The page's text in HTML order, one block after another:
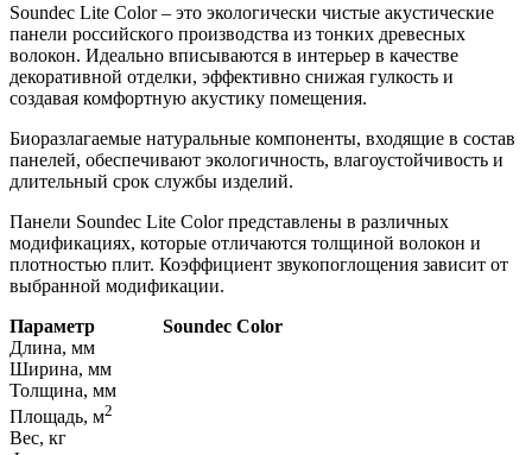
Soundec Lite Color – это экологически чистые акустические
панели российского производства из тонких древесных
волокон. Идеально вписываются в интерьер в качестве
декоративной отделки, эффективно снижая гулкость и
создавая комфортную акустику помещения.
Биоразлагаемые натуральные компоненты, входящие в состав
панелей, обеспечивают экологичность, влагоустойчивость и
длительный срок службы изделий.
Панели Soundec Lite Color представлены в различных
модификациях, которые отличаются толщиной волокон и
плотностью плит. Коэффициент звукопоглощения зависит от
выбранной модификации.
Параметр
Soundec Color
Длина, мм
Ширина, мм
Толщина, мм
Площадь, м2
Вес, кг